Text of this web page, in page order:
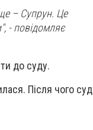
– Супрун. Це
- повідомляє
до суду.
Після чого суд